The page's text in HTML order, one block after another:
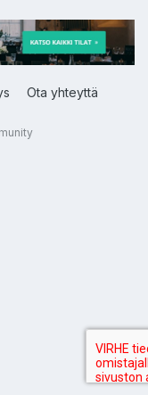
Ota yhteyttä